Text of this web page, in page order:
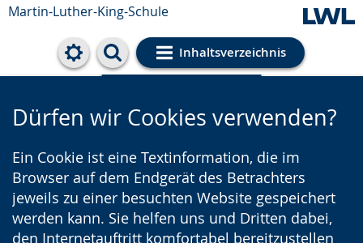
Martin-Luther-King-Schule
Inhaltsverzeichnis
Cookie-Einstellungen
Dürfen wir Cookies verwenden?
Ein Cookie ist eine Textinformation, die im
Browser auf dem Endgerät des Betrachters
jeweils zu einer besuchten Website gespeichert
werden kann. Sie helfen uns und Dritten dabei,
den Internetauftritt komfortabel bereitzustellen